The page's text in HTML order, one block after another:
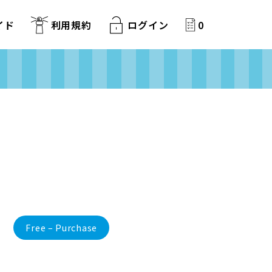
ド 利用規約 ログイン 0
Free – Purchase